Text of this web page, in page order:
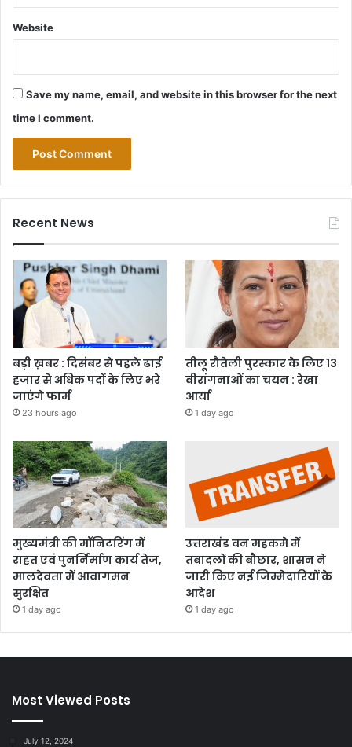
Website
Save my name, email, and website in this browser for the next
time I comment.
Recent News
बड़ी ख़बर : दिसंबर से पहले ढाई
हजार से अधिक पदों के लिए भरे
जाएंगे फार्म
23 hours ago
तीलू रौतेली पुरस्कार के लिए 13
वीरांगनाओं का चयन : रेखा
आर्या
1 day ago
मुख्यमंत्री की मॉनिटरिंग में
राहत एवं पुनर्निर्माण कार्य तेज,
मालदेवता में आवागमन
सुरक्षित
1 day ago
उत्तराखंड वन महकमे में
तबादलों की बौछार, शासन ने
जारी किए नई जिम्मेदारियों के
आदेश
1 day ago
Most Viewed Posts
July 12, 2024